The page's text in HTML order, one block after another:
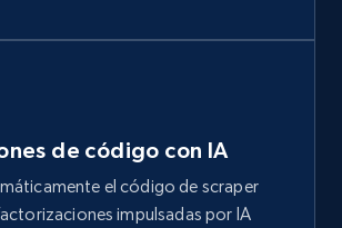
de código con IA
el código de scraper
impulsadas por IA